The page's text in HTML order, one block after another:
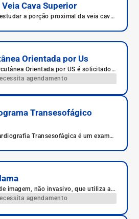
Cava Superior
a porção proximal da veia cava
Orientada por Us
Orientada por US é solicitado
ar e abscessos.
agendamento
Transesofágico
Transesofágica é um exame
informações mais completas das
do funcionamento do coração. É
imagem, não invasivo, que utiliza as
convencional - acoplado a
de avaliar a compressibilidade
corpo humano.
agendamento